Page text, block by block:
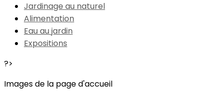
Jardinage au naturel
Alimentation
Eau au jardin
Expositions
?>
Images de la page d'accueil